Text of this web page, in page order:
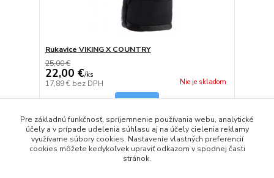
Rukavice VIKING X COUNTRY
25,00 €
22,00 €/ks
17,89 € bez DPH Nie je skladom
Detail
strana z 1
Pre základnú funkčnosť, spríjemnenie používania webu, analytické
účely a v prípade udelenia súhlasu aj na účely cielenia reklamy
využívame súbory cookies. Nastavenie vlastných preferencií
cookies môžete kedykoľvek upraviť odkazom v spodnej časti
stránok.